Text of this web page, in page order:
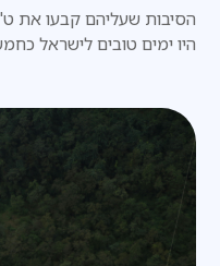
הסיבות שעליהם קבעו את
היו ימים טובים לישראל